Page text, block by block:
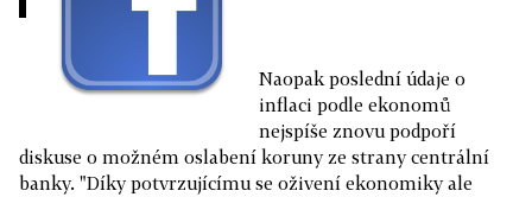
Naopak poslední údaje o
inflaci podle ekonomů
nejspíše znovu podpoří
diskuse o možném oslabení koruny ze strany centrální
banky. "Díky potvrzujícímu se oživení ekonomiky ale